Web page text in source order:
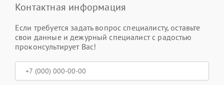
Контактная информация
Если требуется задать вопрос специалисту, оставьте
свои данные и дежурный специалист с радостью
проконсультирует Вас!